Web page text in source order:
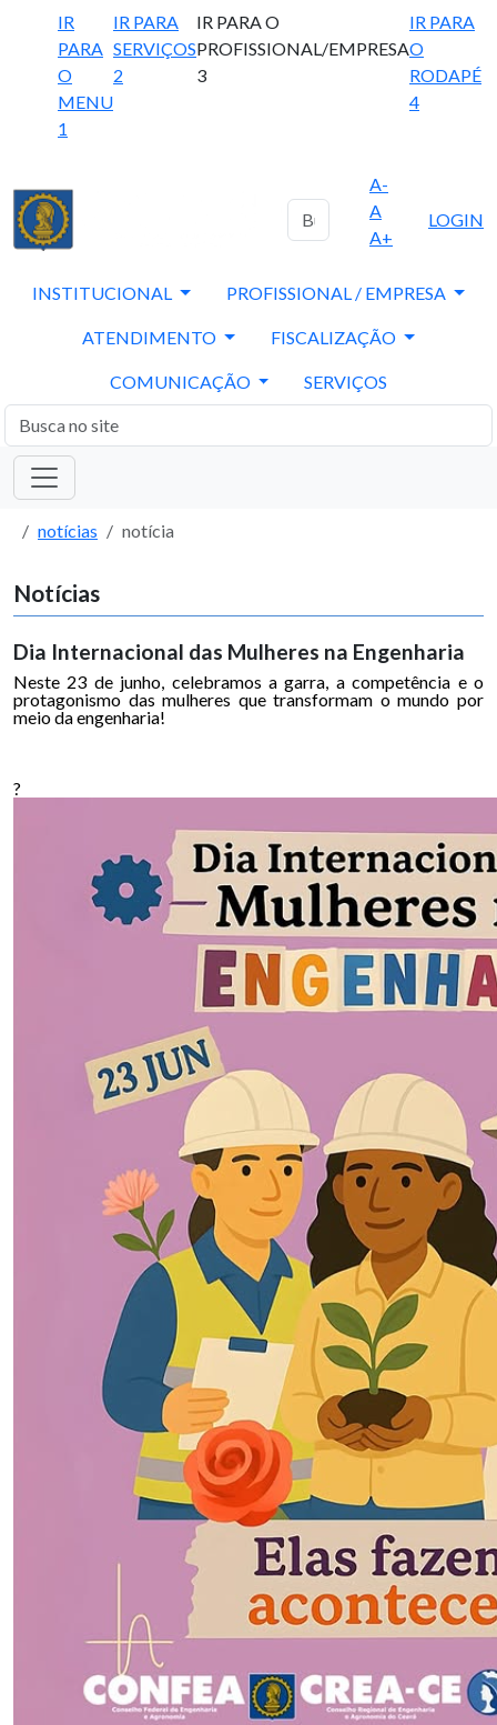
IR
PARA
O
MENU
1
IR PARA
SERVIÇOS
2
IR PARA O
PROFISSIONAL/EMPRESA
3
IR PARA
O
RODAPÉ
4
A-
A
A+
LOGIN
INSTITUCIONAL PROFISSIONAL / EMPRESA
ATENDIMENTO FISCALIZAÇÃO
COMUNICAÇÃO SERVIÇOS
notícias notícia
Notícias
Dia Internacional das Mulheres na Engenharia
Neste 23 de junho, celebramos a garra, a competência e o
protagonismo das mulheres que transformam o mundo por
meio da engenharia!
?